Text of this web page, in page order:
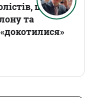
що
та